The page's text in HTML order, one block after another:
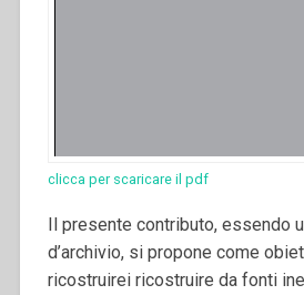
clicca per scaricare il pdf
Il presente contributo, essendo
d’archivio, si propone come
ricostruirei ricostruire da fonti